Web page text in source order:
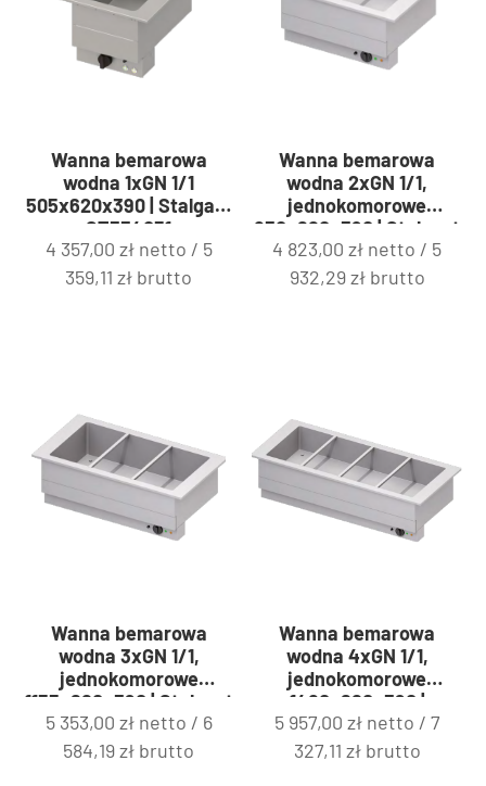
Wanna bemarowa
wodna 1xGN 1/1
505x620x390 | Stalgast
ST334051
4 357,00 zł netto / 5
359,11zł brutto
Wanna bemarowa
wodna 2xGN 1/1,
jednokomorowe
830x620x390 | Stalgast
ST321081
4 823,00zł netto / 5
932,29złbrutto
Wanna bemarowa
wodna 3xGN 1/1,
jednokomorowe
1155x620x390 | Stalgast
ST322111
5 353,00 zł netto / 6
584,19zł brutto
Wanna bemarowa
wodna 4xGN 1/1,
jednokomorowe
1480x620x390 |
Stalgast ST323151
5 957,00 zł netto / 7
327,11 złbrutto